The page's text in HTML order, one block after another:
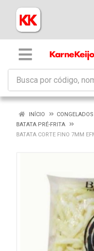
INÍCIO
CONGELADOS
BATATA PRÉ-FRITA
BATATA CORTE FINO 7MM